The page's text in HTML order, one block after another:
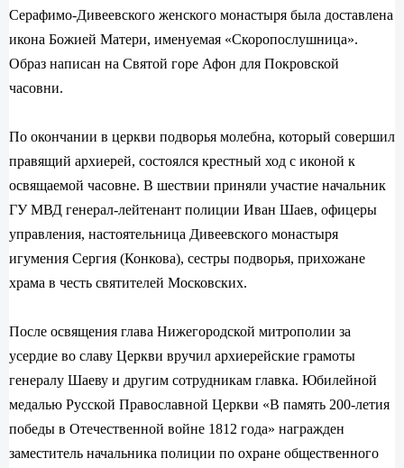
Серафимо-Дивеевского женского монастыря была доставлена
икона Божией Матери, именуемая «Скоропослушница».
Образ написан на Святой горе Афон для Покровской
часовни.
По окончании в церкви подворья молебна, который совершил
правящий архиерей, состоялся крестный ход с иконой к
освящаемой часовне. В шествии приняли участие начальник
ГУ МВД генерал-лейтенант полиции Иван Шаев, офицеры
управления, настоятельница Дивеевского монастыря
игумения Сергия (Конкова), сестры подворья, прихожане
храма в честь святителей Московских.
После освящения глава Нижегородской митрополии за
усердие во славу Церкви вручил архиерейские грамоты
генералу Шаеву и другим сотрудникам главка. Юбилейной
медалью Русской Православной Церкви «В память 200-летия
победы в Отечественной войне 1812 года» награжден
заместитель начальника полиции по охране общественного